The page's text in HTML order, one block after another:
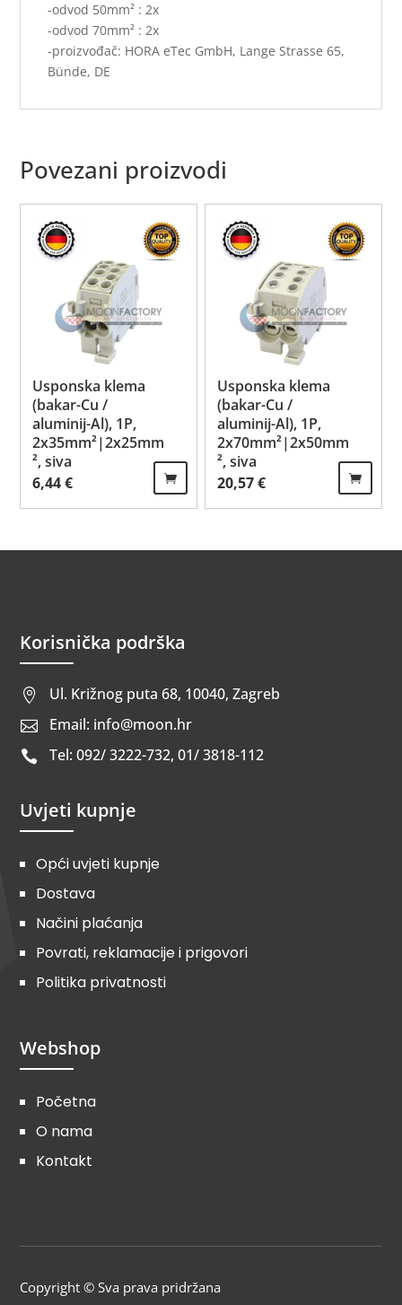
-odvod 50mm² : 2x
-odvod 70mm² : 2x
-proizvođač: HORA eTec GmbH, Lange Strasse 65,
Bünde, DE
Povezani proizvodi
Usponska klema
(bakar-Cu /
aluminij-Al), 1P,
2x35mm²|2x25mm
², siva
6,44€
Usponska klema
(bakar-Cu /
aluminij-Al), 1P,
2x70mm²|2x50mm
², siva
20,57€
Korisnička podrška
 Ul. Križnog puta 68, 10040, Zagreb
 Email: info@moon.hr
 Tel: 092/ 3222-732, 01/ 3818-112
Uvjeti kupnje
Opći uvjeti kupnje
Dostava
Načini plaćanja
Povrati, reklamacije i prigovori
Politika privatnosti
Webshop
Početna
O nama
Kontakt
Copyright © Sva prava pridržana